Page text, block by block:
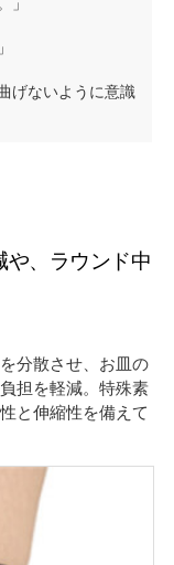
」
げないように意識
や、ラウンド中
分散させ、お皿の
担を軽減。特殊素
と伸縮性を備えて